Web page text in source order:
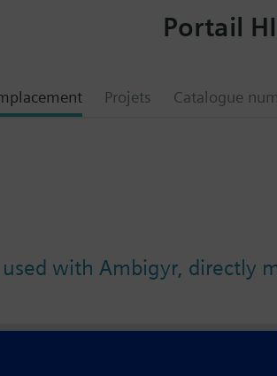
Projets Catalogue
Portail
with Ambigyr, directly